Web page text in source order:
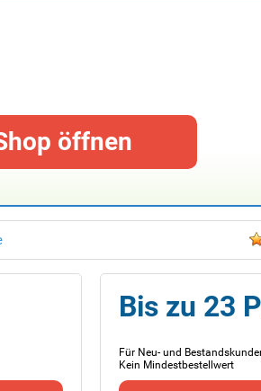
öffnen
Bis zu 23
Für Neu- und
Kein Mindestbestellwert